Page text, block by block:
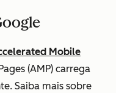
Mobile
(AMP) carrega
Saiba mais sobre